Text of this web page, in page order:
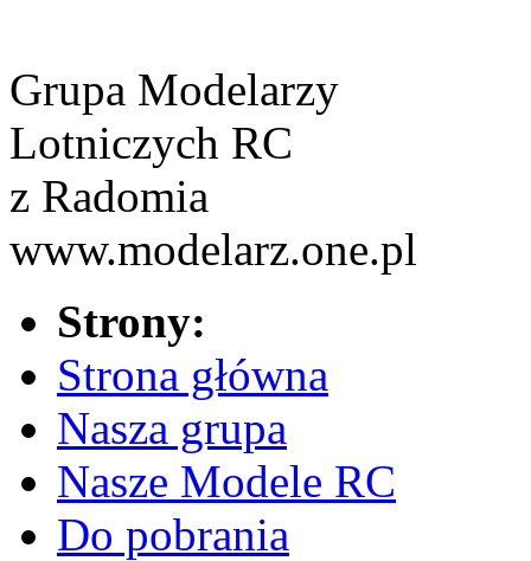
Grupa Modelarzy
Lotniczych RC
z Radomia
www.modelarz.one.pl
Strony:
Strona główna
Nasza grupa
Nasze Modele RC
Do pobrania